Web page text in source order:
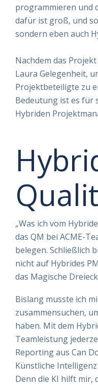
programmieren und
dafür ist groß, und
sondern eben auch
Nachdem das
Laura Gelegenheit,
Projektbeteiligte zu
Bedeutung ist es für
Hybriden
„Was ich vom
das QM bei ACME-
belegen. Schließlich
nicht auf Hybrides
das Magische
Bislang musste ich
zusammensuchen,
haben. Mit dem
Teamleistung
Reporting aus Can
Künstliche
Denn die KI hilft mir,